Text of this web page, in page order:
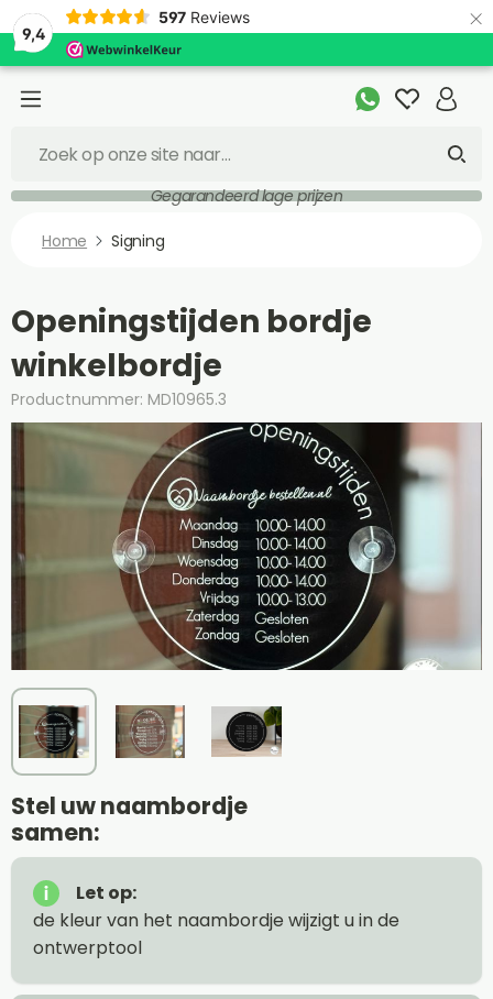
9,4
597 Reviews ×
Gegarandeerd lage prijzen
Home Signing
Openingstijden bordje
winkelbordje
Productnummer: MD10965.3
Stel uw naambordje
samen:
Let op:
de kleur van het naambordje wijzigt u in de
ontwerptool